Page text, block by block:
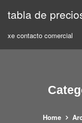
tabla de
xe contacto comercial
Home